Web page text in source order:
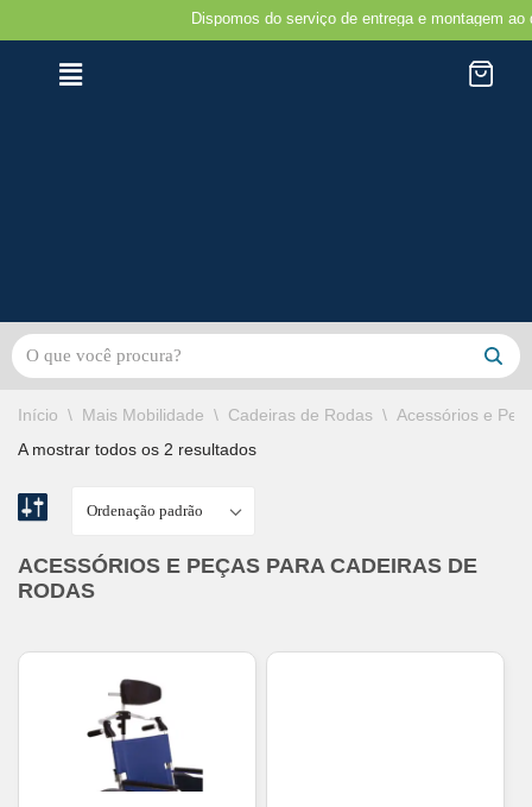
Avançar
Dispomos do serviço de entrega e montagem ao
Início \ Mais Mobilidade \ Cadeiras de Rodas \ Acessórios e
A mostrar todos os 2 resultados
ACESSÓRIOS E PEÇAS PARA CADEIRAS DE
RODAS